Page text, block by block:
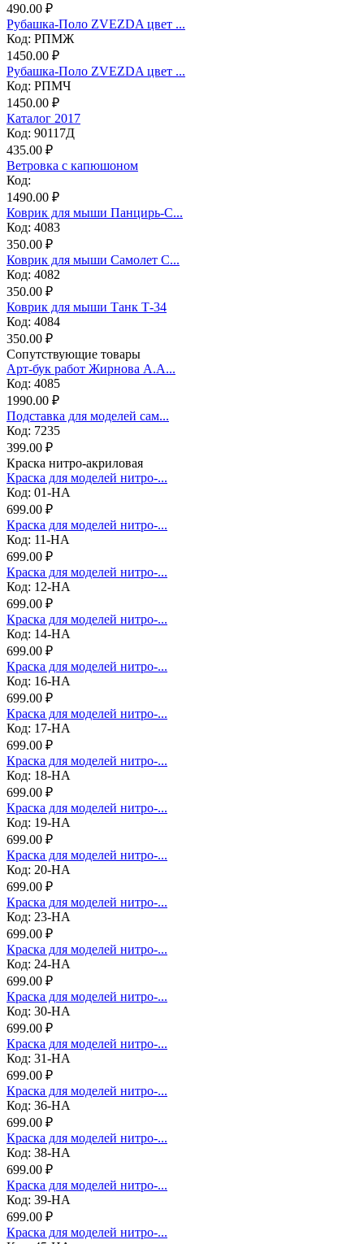
490.00 ₽
Рубашка-Поло ZVEZDA цвет ...
Код: РПМЖ
1450.00 ₽
Рубашка-Поло ZVEZDA цвет ...
Код: РПМЧ
1450.00 ₽
Каталог 2017
Код: 90117Д
435.00 ₽
Ветровка с капюшоном
Код:
1490.00 ₽
Коврик для мыши Панцирь-С...
Код: 4083
350.00 ₽
Коврик для мыши Самолет С...
Код: 4082
350.00 ₽
Коврик для мыши Танк Т-34
Код: 4084
350.00 ₽
Сопутствующие товары
Арт-бук работ Жирнова А.А...
Код: 4085
1990.00 ₽
Подставка для моделей сам...
Код: 7235
399.00 ₽
Краска нитро-акриловая
Краска для моделей нитро-...
Код: 01-НА
699.00 ₽
Краска для моделей нитро-...
Код: 11-НА
699.00 ₽
Краска для моделей нитро-...
Код: 12-НА
699.00 ₽
Краска для моделей нитро-...
Код: 14-НА
699.00 ₽
Краска для моделей нитро-...
Код: 16-НА
699.00 ₽
Краска для моделей нитро-...
Код: 17-НА
699.00 ₽
Краска для моделей нитро-...
Код: 18-НА
699.00 ₽
Краска для моделей нитро-...
Код: 19-НА
699.00 ₽
Краска для моделей нитро-...
Код: 20-НА
699.00 ₽
Краска для моделей нитро-...
Код: 23-НА
699.00 ₽
Краска для моделей нитро-...
Код: 24-НА
699.00 ₽
Краска для моделей нитро-...
Код: 30-НА
699.00 ₽
Краска для моделей нитро-...
Код: 31-НА
699.00 ₽
Краска для моделей нитро-...
Код: 36-НА
699.00 ₽
Краска для моделей нитро-...
Код: 38-НА
699.00 ₽
Краска для моделей нитро-...
Код: 39-НА
699.00 ₽
Краска для моделей нитро-...